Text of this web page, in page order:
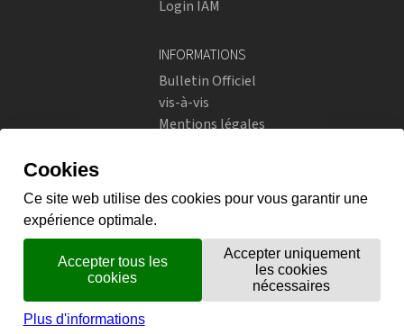
Login IAM
INFORMATIONS
Bulletin Officiel
vis-à-vis
Mentions légales
Instagram
flickr